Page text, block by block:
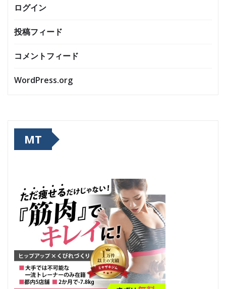
ログイン
投稿フィード
コメントフィード
WordPress.org
MT